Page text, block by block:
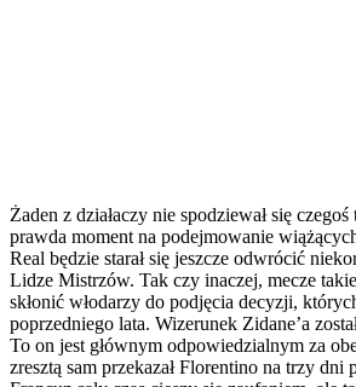
Żaden z działaczy nie spodziewał się
prawda moment na podejmowanie
Real będzie starał się jeszcze odwrócić
Lidze Mistrzów. Tak czy inaczej, mecze
skłonić włodarzy do podjęcia decyzji,
poprzedniego lata. Wizerunek Zidane’a
To on jest głównym odpowiedzialnym za
zresztą sam przekazał Florentino na trzy dni